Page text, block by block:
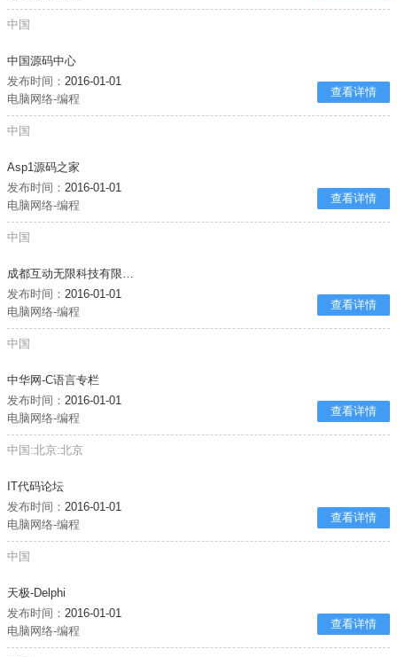
中国
中国源码中心
发布时间： 2016-01-01
电脑网络-编程
查看详情
中国
Asp1源码之家
发布时间： 2016-01-01
电脑网络-编程
查看详情
中国
成都互动无限科技有限公司
发布时间： 2016-01-01
电脑网络-编程
查看详情
中国
中华网-C语言专栏
发布时间： 2016-01-01
电脑网络-编程
查看详情
中国:北京:北京
IT代码论坛
发布时间： 2016-01-01
电脑网络-编程
查看详情
中国
天极-Delphi
发布时间： 2016-01-01
电脑网络-编程
查看详情